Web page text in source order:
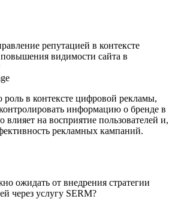
репутацией в контексте
видимости сайта в
в контексте цифровой рекламы,
информацию о бренде в
влияет на восприятие пользователей и,
рекламных кампаний.
ожидать от внедрения стратегии
через услугу SERM?